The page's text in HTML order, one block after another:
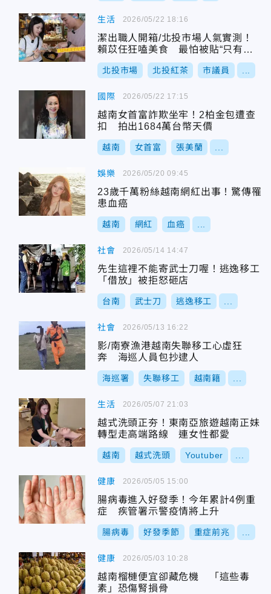
生活
潔出職人開箱/北投市場人氣實測！
賴苡任狂嗑美食 最怕被貼“只有帥”
標籤
北投市場 北投紅茶 市議員
2026/05/22 18:16
國際
越南女首富詐欺坐牢！2柏金包遭查
扣 拍出1684萬台幣天價
越南 女首富 張美蘭
2026/05/22 17:15
娛樂
23歲千萬粉絲越南網紅出事！驚傳罹
患血癌
越南 網紅 血癌
2026/05/20 09:45
社會
先生這裡不能寄武士刀喔！逃逸移工
「借放」被拒怒砸店
台南 武士刀 逃逸移工
2026/05/14 14:47
社會
影/南寮漁港越南失聯移工心虛狂
奔 海巡人員包抄逮人
海巡署 失聯移工 越南籍
2026/05/13 16:22
生活
越式洗頭正夯！東南亞旅遊越南正妹
轉型走高端路線 連女性都愛
越南 越式洗頭 Youtuber
2026/05/07 21:03
健康
腸病毒進入好發季！今年累計4例重
症 疾管署示警疫情將上升
腸病毒 好發季節 重症前兆
2026/05/05 15:00
健康
越南榴槤便宜卻藏危機 「這些毒
素」恐傷腎損骨
2026/05/03 10:28